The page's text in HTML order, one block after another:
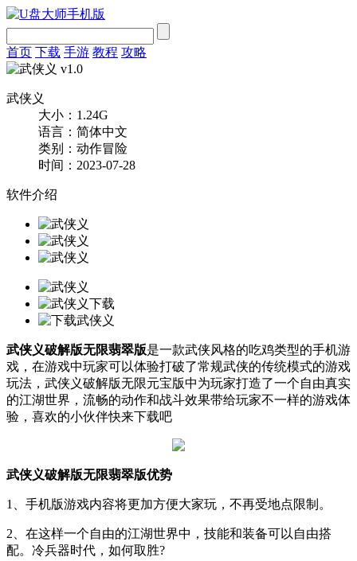
首页 下载 手游 教程 攻略
武侠义
大小：1.24G
语言：简体中文
类别：动作冒险
时间：2023-07-28
软件介绍
武侠义破解版无限翡翠版是一款武侠风格的吃鸡类型的手机游
戏，在游戏中玩家可以体验打破了常规武侠的传统模式的游戏
玩法，武侠义破解版无限元宝版中为玩家打造了一个自由真实
的江湖世界，流畅的动作和战斗效果带给玩家不一样的游戏体
验，喜欢的小伙伴快来下载吧
武侠义破解版无限翡翠版优势
1、手机版游戏内容将更加方便大家玩，不再受地点限制。
2、在这样一个自由的江湖世界中，技能和装备可以自由搭
配。冷兵器时代，如何取胜?